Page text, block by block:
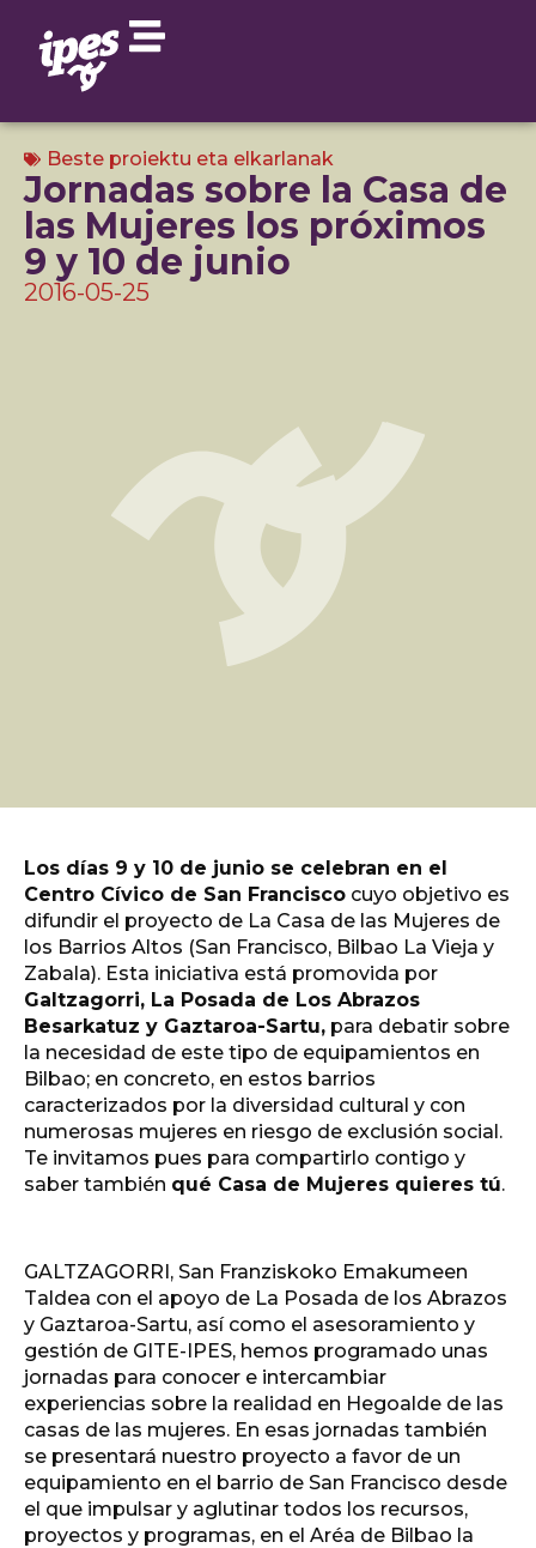
Beste proiektu eta elkarlanak
Jornadas sobre la Casa de
las Mujeres los próximos
9 y 10 de junio
2016-05-25
Los días 9 y 10 de junio se celebran en el
Centro Cívico de San Francisco cuyo objetivo es
difundir el proyecto de La Casa de las Mujeres de
los Barrios Altos (San Francisco, Bilbao La Vieja y
Zabala). Esta iniciativa está promovida por
Galtzagorri, La Posada de Los Abrazos
Besarkatuz y Gaztaroa-Sartu, para debatir sobre
la necesidad de este tipo de equipamientos en
Bilbao; en concreto, en estos barrios
caracterizados por la diversidad cultural y con
numerosas mujeres en riesgo de exclusión social.
Te invitamos pues para compartirlo contigo y
saber también qué Casa de Mujeres quieres tú.
GALTZAGORRI, San Franziskoko Emakumeen
Taldea con el apoyo de La Posada de los Abrazos
y Gaztaroa-Sartu, así como el asesoramiento y
gestión de GITE-IPES, hemos programado unas
jornadas para conocer e intercambiar
experiencias sobre la realidad en Hegoalde de las
casas de las mujeres. En esas jornadas también
se presentará nuestro proyecto a favor de un
equipamiento en el barrio de San Francisco desde
el que impulsar y aglutinar todos los recursos,
proyectos y programas, en el Aréa de Bilbao la